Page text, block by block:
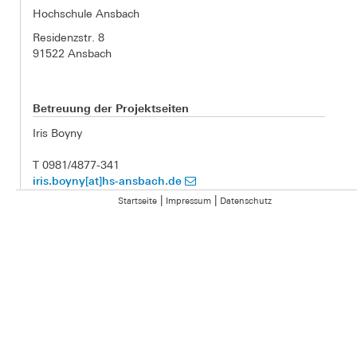
Hochschule Ansbach
Residenzstr. 8
91522 Ansbach
Betreuung der Projektseiten
Iris Boyny
T 0981/4877-341
iris.boyny[at]hs-ansbach.de
Startseite| Impressum| Datenschutz